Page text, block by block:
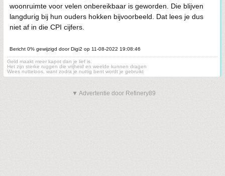
woonruimte voor velen onbereikbaar is geworden. Die blijven
langdurig bij hun ouders hokken bijvoorbeeld. Dat lees je dus
niet af in die CPI cijfers.
Bericht 0% gewijzigd door Digi2 op 11-08-2022 19:08:46
Geld maakt meer kapot dan je lief is.
Het zijn sterke ruggen die vrijheid en weelde kunnen dragen
Wees nutteloos, want zodra je nuttig bent wordt je gebruikt
▼ Advertentie door Refinery89